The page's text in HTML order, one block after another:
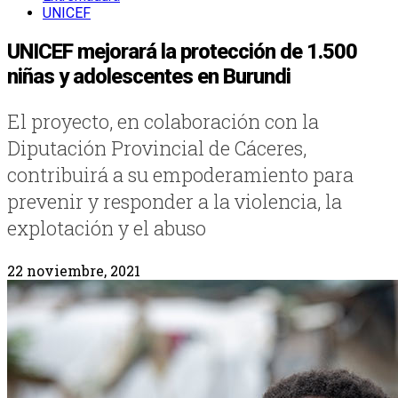
UNICEF
UNICEF mejorará la protección de 1.500
niñas y adolescentes en Burundi
El proyecto, en colaboración con la
Diputación Provincial de Cáceres,
contribuirá a su empoderamiento para
prevenir y responder a la violencia, la
explotación y el abuso
22 noviembre, 2021